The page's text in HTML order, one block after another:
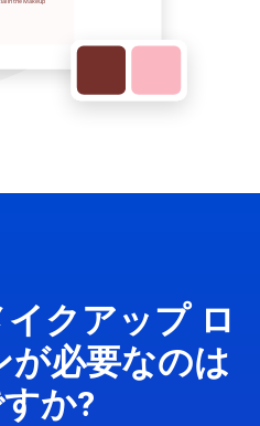
クアップ ロ
が必要なのは
か?